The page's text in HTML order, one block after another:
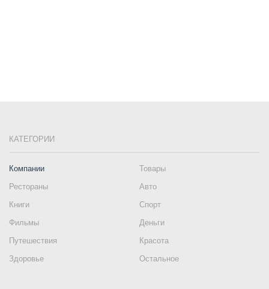
КАТЕГОРИИ
Компании
Товары
Рестораны
Авто
Книги
Спорт
Фильмы
Деньги
Путешествия
Красота
Здоровье
Остальное